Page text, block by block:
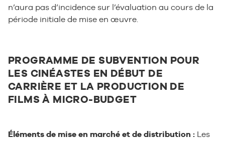
n’aura pas d’incidence sur l’évaluation au cours de la
période initiale de mise en œuvre.
PROGRAMME DE SUBVENTION POUR
LES CINÉASTES EN DÉBUT DE
CARRIÈRE ET LA PRODUCTION DE
FILMS À MICRO-BUDGET
Éléments de mise en marché et de distribution : Les